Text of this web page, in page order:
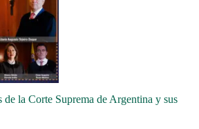
de la Corte Suprema de Argentina y sus